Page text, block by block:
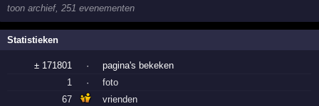
toon archief, 251 evenementen
Statistieken
± 171801 ·
pagina's bekeken
1
·
foto
67
vrienden